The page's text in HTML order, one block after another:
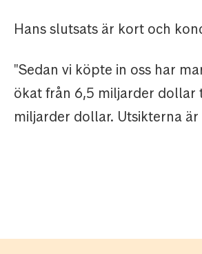
Hans slutsats är kort och
"Sedan vi köpte in oss har
ökat från 6,5 miljarder dollar
miljarder dollar. Utsikterna är